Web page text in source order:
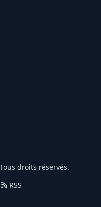
droits réservés.
RSS